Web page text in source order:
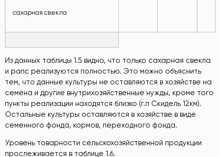
сахарная свекла
Из данных таблицы 1.5 видно, что только сахарная свекла
и рапс реализуются полностью. Это можно объяснить
тем, что данные культуры не оставляются в хозяйстве на
семена и другие внутрихозяйственные нужды, кроме того
пункты реализации находятся близко (г.п Скидель 12км).
Остальные культуры оставляются в хозяйстве в виде
семенного фонда, кормов, переходного фонда.
Уровень товарности сельскохозяйственной продукции
прослеживается в таблице 1.6.